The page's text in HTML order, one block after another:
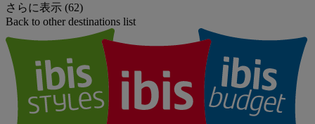
さらに表示 (62)
Back to other destinations list